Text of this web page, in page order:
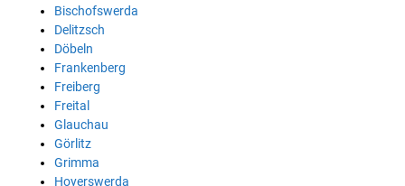
Bischofswerda
Delitzsch
Döbeln
Frankenberg
Freiberg
Freital
Glauchau
Görlitz
Grimma
Hoyerswerda